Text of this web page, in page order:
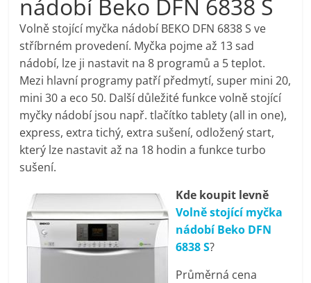
pračky,
televize,
notebooky,
mobilní
telefony,
kávovary,
bazény
nádobí Beko DFN 6838 S
Volně stojící myčka nádobí BEKO DFN 6838 S ve
stříbrném provedení. Myčka pojme až 13 sad
nádobí, lze ji nastavit na 8 programů a 5 teplot.
Mezi hlavní programy patří předmytí, super mini 20,
mini 30 a eco 50. Další důležité funkce volně stojící
myčky nádobí jsou např. tlačítko tablety (all in one),
express, extra tichý, extra sušení, odložený start,
který lze nastavit až na 18 hodin a funkce turbo
sušení.
Kde koupit levně
Volně stojící myčka
nádobí Beko DFN
6838 S?
Průměrná cena